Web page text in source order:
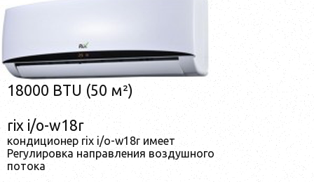
18000 BTU (50 м²)
rix i/o-w18r
кондиционер rix i/o-w18r имеет
Регулировка направления воздушного
потока